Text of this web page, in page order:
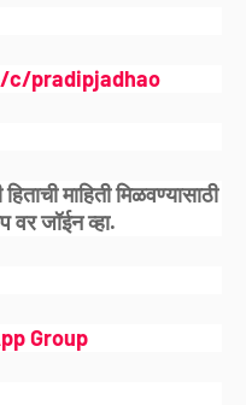
pradipjadhao
माहिती मिळवण्यासाठी
जॉईन व्हा.
Group